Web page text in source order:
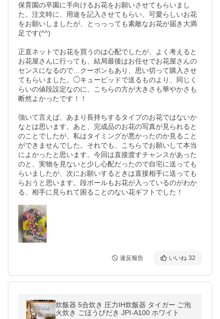
保育園の卒園に手向けるお花をお願いさせてもらいまし
た。注文時に、用途を記入させてもらい、可愛らしいお花
をお願いしましたが、とっっっても素敵なお花が届き大満
足です(^^)
正直ネットでお花を買うのは心配でしたが、よく考えると
お花屋さんに行っても、結局最後はお任せでお花屋さんの
センスになるので…クーポンもあり、思い切って購入させ
てもらいました。◯キューピッドで送るものより、同じく
らいの値段設定なのに、こちらの方が大きさも華やかさも
断然よかったです！！
強いて言えば、あまり長持ちするタイプのお花ではないか
なとは思います。あと、完成品のお花の写真が見られると
のことでしたが、私はタイミングが悪かったのか見ること
ができませんでした。それでも、こちらでお願いして本当
によかったと思います。今回は直接渡すチャンスがあった
のと、実物を見ないと少し心配だったので自宅に送っても
らいましたが、次にお願いするときは直接相手に送っても
らおうと思います。段ボールもお花が入っているのがわか
る、相手に見られて困ることのない花ギフトでした！
違反報告 いいね 32
炊飯器 5合炊き 圧力IH炊飯器 タイガー ご泡
火炊き ごほうびだき JPI-A100 ホワイト